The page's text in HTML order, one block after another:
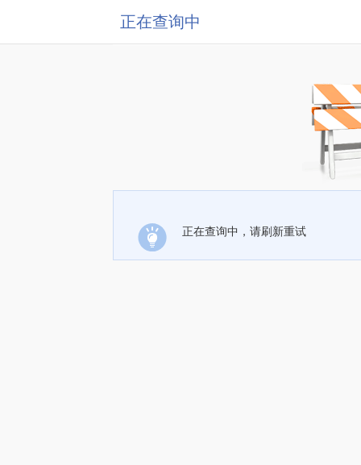
正在查询中
正在查询中，请刷新重试